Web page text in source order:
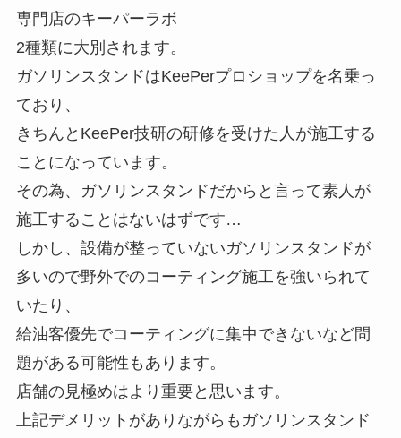
専門店のキーパーラボ
2種類に大別されます。
ガソリンスタンドはKeePerプロショップを名乗っ
ており、
きちんとKeePer技研の研修を受けた人が施工する
ことになっています。
その為、ガソリンスタンドだからと言って素人が
施工することはないはずです…
しかし、設備が整っていないガソリンスタンドが
多いので野外でのコーティング施工を強いられて
いたり、
給油客優先でコーティングに集中できないなど問
題がある可能性もあります。
店舗の見極めはより重要と思います。
上記デメリットがありながらもガソリンスタンド